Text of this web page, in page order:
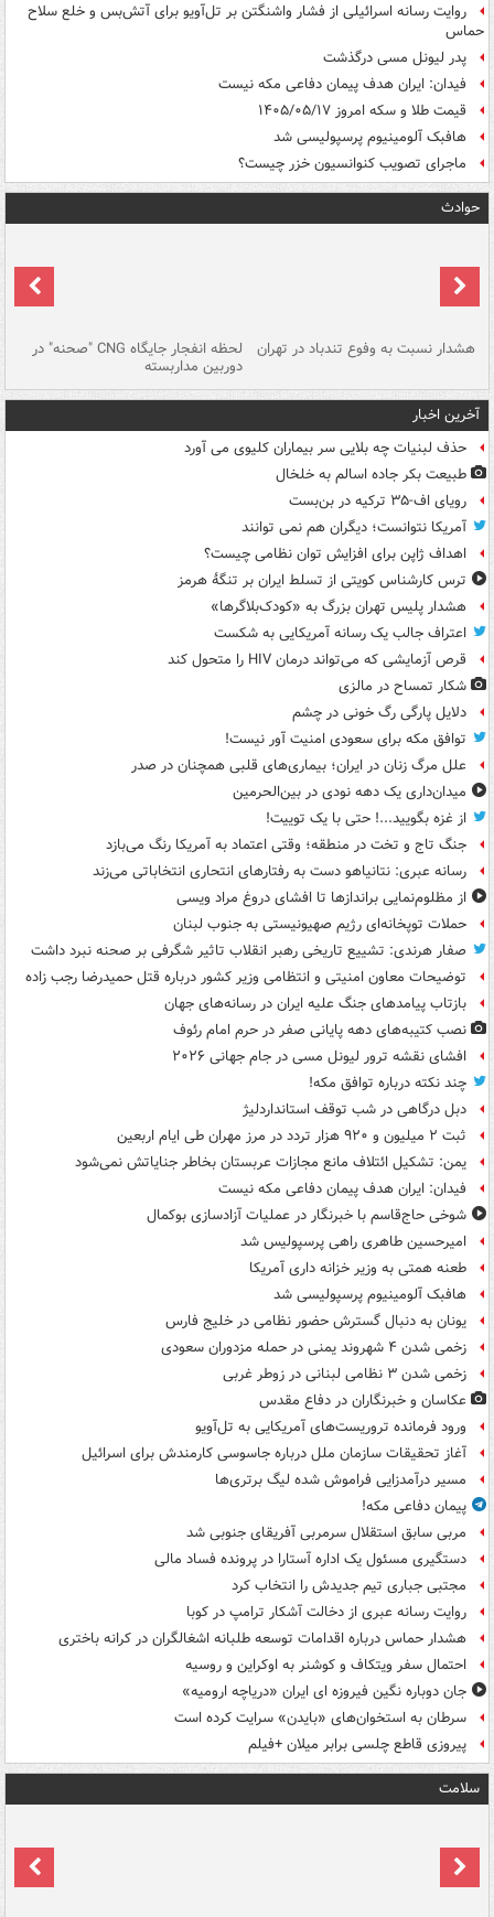
روایت رسانه اسرائیلی از فشار واشنگتن بر تل‌آویو برای آتش‌بس و خلع سلاح
حماس
پدر لیونل مسی درگذشت
فیدان: ایران هدف پیمان دفاعی مکه نیست
قیمت طلا و سکه امروز ۱۴۰۵/۰۵/۱۷
هافبک آلومینیوم پرسپولیسی شد
ماجرای تصویب کنوانسیون خزر چیست؟
حوادث
هشدار نسبت به وفوع تندباد در تهران لحظه انفجار جایگاه CNG "صحنه" در
دوربین مداربسته
آخرین اخبار
حذف لبنیات چه بلایی سر بیماران کلیوی می آورد
طبیعت بکر جاده اسالم به خلخال
رویای اف-۳۵ ترکیه در بن‌بست
آمریکا نتوانست؛ دیگران هم نمی توانند
اهداف ژاپن برای افزایش توان نظامی چیست؟
ترس کارشناس کویتی از تسلط ایران بر تنگۀ هرمز
هشدار پلیس تهران بزرگ به «کودک‌بلاگرها»
اعتراف جالب یک رسانه آمریکایی به شکست
قرص آزمایشی که می‌تواند درمان HIV را متحول کند
شکار تمساح در مالزی
دلایل پارگی رگ خونی در چشم
توافق مکه برای سعودی امنیت آور نیست!
علل مرگ زنان در ایران؛ بیماری‌های قلبی همچنان در صدر
میدان‌داری یک دهه نودی در بین‌الحرمین
از غزه بگویید...! حتی با یک توییت!
جنگ تاج و تخت در منطقه؛ وقتی اعتماد به آمریکا رنگ می‌بازد
رسانه عبری: نتانیاهو دست به رفتارهای انتحاری انتخاباتی می‌زند
از مظلوم‌نمایی براندازها تا افشای دروغ مراد ویسی
حملات توپخانه‌ای رژیم صهیونیستی به جنوب لبنان
صفار هرندی: تشییع تاریخی رهبر انقلاب تاثیر شگرفی بر صحنه نبرد داشت
توضیحات معاون امنیتی و انتظامی وزیر کشور درباره قتل حمیدرضا رجب زاده
بازتاب پیامدهای جنگ علیه ایران در رسانه‌های جهان
نصب کتیبه‌های دهه پایانی صفر در حرم امام رئوف
افشای نقشه ترور لیونل مسی در جام جهانی ۲۰۲۶
چند نکته درباره توافق مکه!
دبل درگاهی در شب توقف استانداردلیژ
ثبت ۲ میلیون و ۹۲۰ هزار تردد در مرز مهران طی ایام اربعین
یمن: تشکیل ائتلاف مانع مجازات عربستان بخاطر جنایاتش نمی‌شود
فیدان: ایران هدف پیمان دفاعی مکه نیست
شوخی حاج‌قاسم با خبرنگار در عملیات آزادسازی بوکمال
امیرحسین طاهری راهی پرسپولیس شد
طعنه همتی به وزیر خزانه داری آمریکا
هافبک آلومینیوم پرسپولیسی شد
یونان به دنبال گسترش حضور نظامی در خلیج فارس
زخمی شدن ۴ شهروند یمنی در حمله مزدوران سعودی
زخمی شدن ۳ نظامی لبنانی در زوطر غربی
عکاسان و خبرنگاران در دفاع مقدس
ورود فرمانده تروریست‌های آمریکایی به تل‌آویو
آغاز تحقیقات سازمان ملل درباره جاسوسی کارمندش برای اسرائیل
مسیر درآمدزایی فراموش شده لیگ برتری‌ها
پیمان دفاعی مکه!
مربی سابق استقلال سرمربی آفریقای جنوبی شد
دستگیری مسئول یک اداره آستارا در پرونده فساد مالی
مجتبی جباری تیم جدیدش را انتخاب کرد
روایت رسانه عبری از دخالت آشکار ترامپ در کوبا
هشدار حماس درباره اقدامات توسعه طلبانه اشغالگران در کرانه باختری
احتمال سفر ویتکاف و کوشنر به اوکراین و روسیه
جان دوباره نگین فیروزه ای ایران «دریاچه ارومیه»
سرطان به استخوان‌های «بایدن» سرایت کرده است
پیروزی قاطع چلسی برابر میلان +فیلم
سلامت